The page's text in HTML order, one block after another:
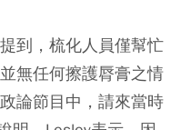
到，梳化人員僅幫忙
無任何擦護脣膏之情
論節目中，請來當時